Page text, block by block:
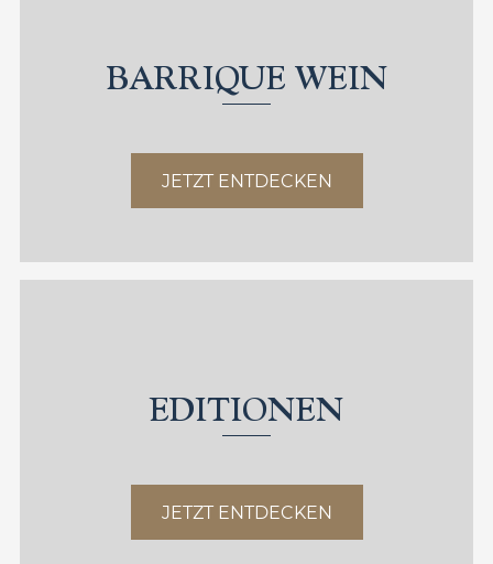
BARRIQUE WEIN
JETZT ENTDECKEN
EDITIONEN
JETZT ENTDECKEN